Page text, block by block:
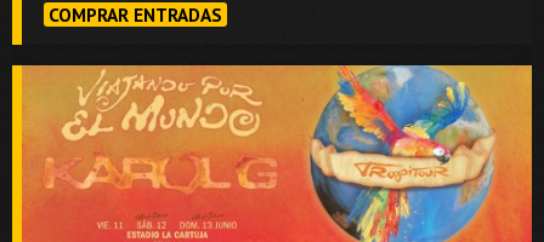
COMPRAR ENTRADAS